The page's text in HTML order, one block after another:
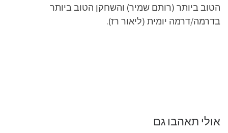
הטוב ביותר (רותם שמיר) והשחקן הטוב ביותר
בדרמה/דרמה יומית (ליאור רז).
אולי תאהבו גם